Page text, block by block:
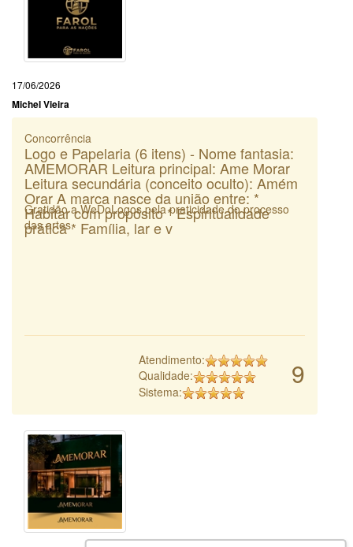
17/06/2026
Michel Vieira
Concorrência
Logo e Papelaria (6 itens) - Nome fantasia:
AMEMORAR Leitura principal: Ame Morar
Leitura secundária (conceito oculto): Amém
Orar A marca nasce da união entre: *
Habitar com propósito * Espiritualidade
prática * Família, lar e v
Gratidão a WeDoLogos pela praticidade do processo
das artes.
9
Atendimento:
Qualidade:
Sistema: